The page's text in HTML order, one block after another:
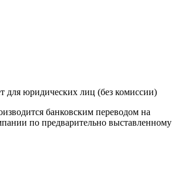
для юридических лиц (без комиссии)
банковским переводом на
по предварительно выставленному